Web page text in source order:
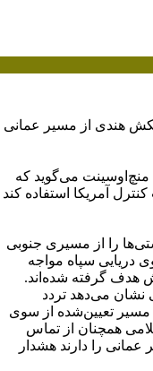
هندی از مسیر عمانی
منچ‌اوسینت می‌گوید که
آمریکا استفاده کند
را از مسیری جنوبی
دریایی سپاه مواجه
نشان می‌دهد تردد
تعیین‌شده از سوی
همچنان از تماس
را دارند هشدار